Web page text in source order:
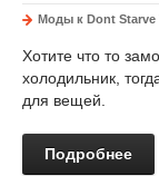
Моды к Dont Starve
Хотите что то
холодильник,
для вещей.
Подробнее